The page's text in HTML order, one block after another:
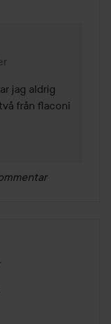
lades 5 månader
jag aldrig
från flaconi
5 månader